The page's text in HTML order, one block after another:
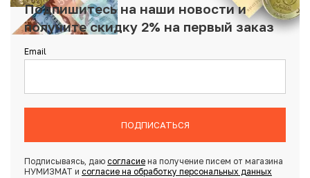
Подпишитесь на наши новости и
получите скидку 2% на первый заказ
Email
ПОДПИСАТЬСЯ
Подписываясь, даю согласиена получение писем от магазина
НУМИЗМАТ и согласие на обработку персональных данных